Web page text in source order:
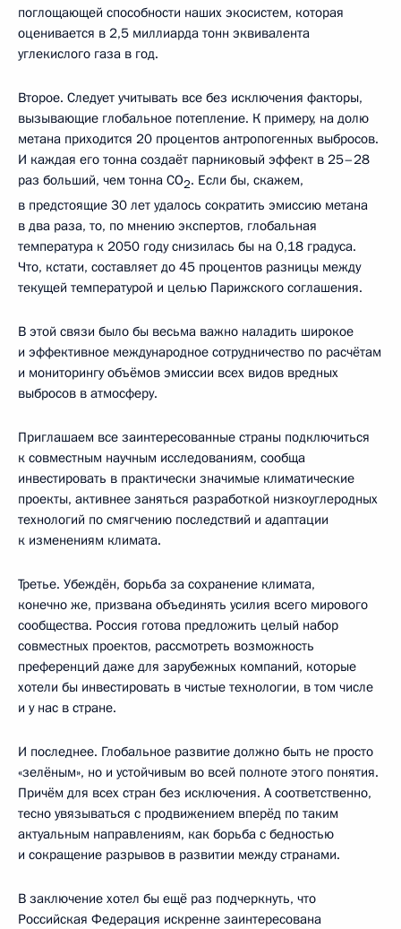
поглощающей способности наших экосистем, которая
оценивается в 2,5 миллиарда тонн эквивалента
углекислого газа в год.
Второе. Следует учитывать все без исключения факторы,
вызывающие глобальное потепление. К примеру, на долю
метана приходится 20 процентов антропогенных выбросов.
И каждая его тонна создаёт парниковый эффект в 25–28
раз больший, чем тонна СО2. Если бы, скажем,
в предстоящие 30 лет удалось сократить эмиссию метана
в два раза, то, по мнению экспертов, глобальная
температура к 2050 году снизилась бы на 0,18 градуса.
Что, кстати, составляет до 45 процентов разницы между
текущей температурой и целью Парижского соглашения.
В этой связи было бы весьма важно наладить широкое
и эффективное международное сотрудничество по расчётам
и мониторингу объёмов эмиссии всех видов вредных
выбросов в атмосферу.
Приглашаем все заинтересованные страны подключиться
к совместным научным исследованиям, сообща
инвестировать в практически значимые климатические
проекты, активнее заняться разработкой низкоуглеродных
технологий по смягчению последствий и адаптации
к изменениям климата.
Третье. Убеждён, борьба за сохранение климата,
конечно же, призвана объединять усилия всего мирового
сообщества. Россия готова предложить целый набор
совместных проектов, рассмотреть возможность
преференций даже для зарубежных компаний, которые
хотели бы инвестировать в чистые технологии, в том числе
и у нас в стране.
И последнее. Глобальное развитие должно быть не просто
«зелёным», но и устойчивым во всей полноте этого понятия.
Причём для всех стран без исключения. А соответственно,
тесно увязываться с продвижением вперёд по таким
актуальным направлениям, как борьба с бедностью
и сокращение разрывов в развитии между странами.
В заключение хотел бы ещё раз подчеркнуть, что
Российская Федерация искренне заинтересована